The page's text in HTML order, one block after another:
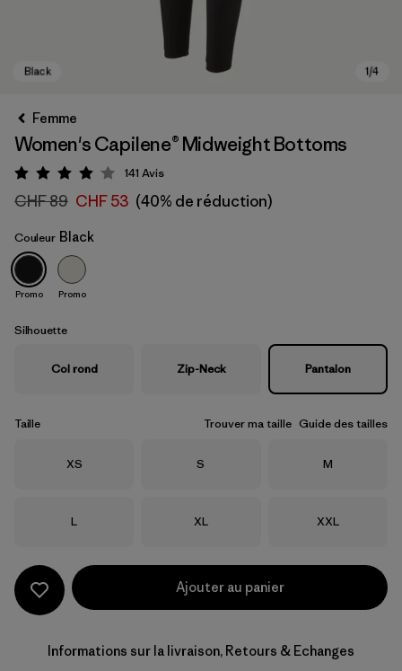
Black
Femme
Women's Capilene® Midweight Bottoms
Évaluation: 4.1 / 5
141 Avis
CHF 89 CHF 53 (40% de réduction)
Couleur Black
Promo Promo
Silhouette
Col rond Zip-Neck Pantalon
Taille Trouver ma taille Guide des tailles
Taille
XS Taille
S Taille
M
Taille
L Taille
XL Taille
XXL
Ajouter au panier
Informations sur la livraison, Retours & Echanges